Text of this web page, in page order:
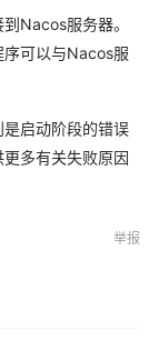
Nacos服务器。
可以与Nacos服
启动阶段的错误
多有关失败原因
举报